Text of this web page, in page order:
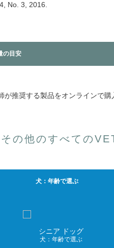
No. 3, 2016.
の目安
その他のすべての
犬：年齢で選ぶ
シニア ドッグ
犬：年齢で選ぶ